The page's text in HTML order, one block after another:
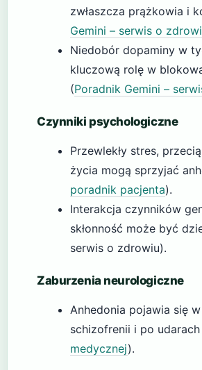
zwłaszcza prążkowia i
Gemini – serwis o
Niedobór dopaminy w
kluczową rolę w
(Poradnik Gemini –
Czynniki psychologiczne
Przewlekły stres,
życia mogą sprzyjać
poradnik pacjenta).
Interakcja czynników
skłonność może być
serwis o zdrowiu).
Zaburzenia neurologiczne
Anhedonia pojawia się
schizofrenii i po
medycznej).